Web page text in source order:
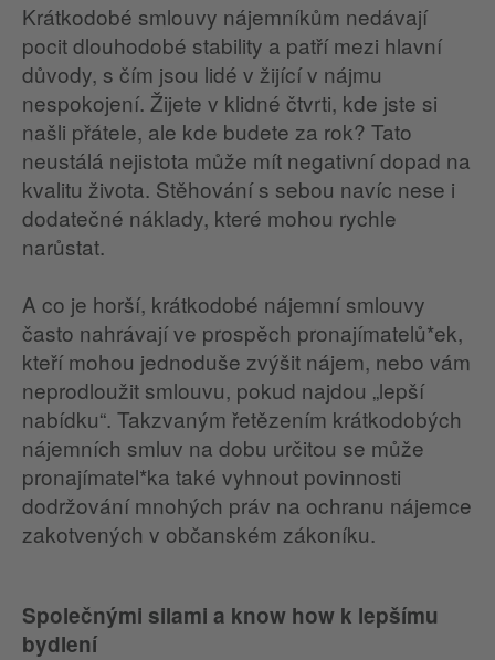
Krátkodobé smlouvy nájemníkům nedávají
pocit dlouhodobé stability a patří mezi hlavní
důvody, s čím jsou lidé v žijící v nájmu
nespokojení. Žijete v klidné čtvrti, kde jste si
našli přátele, ale kde budete za rok? Tato
neustálá nejistota může mít negativní dopad na
kvalitu života. Stěhování s sebou navíc nese i
dodatečné náklady, které mohou rychle
narůstat.
A co je horší, krátkodobé nájemní smlouvy
často nahrávají ve prospěch pronajímatelů*ek,
kteří mohou jednoduše zvýšit nájem, nebo vám
neprodloužit smlouvu, pokud najdou „lepší
nabídku“. Takzvaným řetězením krátkodobých
nájemních smluv na dobu určitou se může
pronajímatel*ka také vyhnout povinnosti
dodržování mnohých práv na ochranu nájemce
zakotvených v občanském zákoníku.
Společnými silami a know how k lepšímu
bydlení